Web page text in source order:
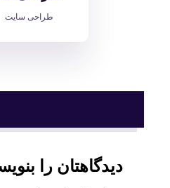
طراحی سایت
دیدگاهتان را